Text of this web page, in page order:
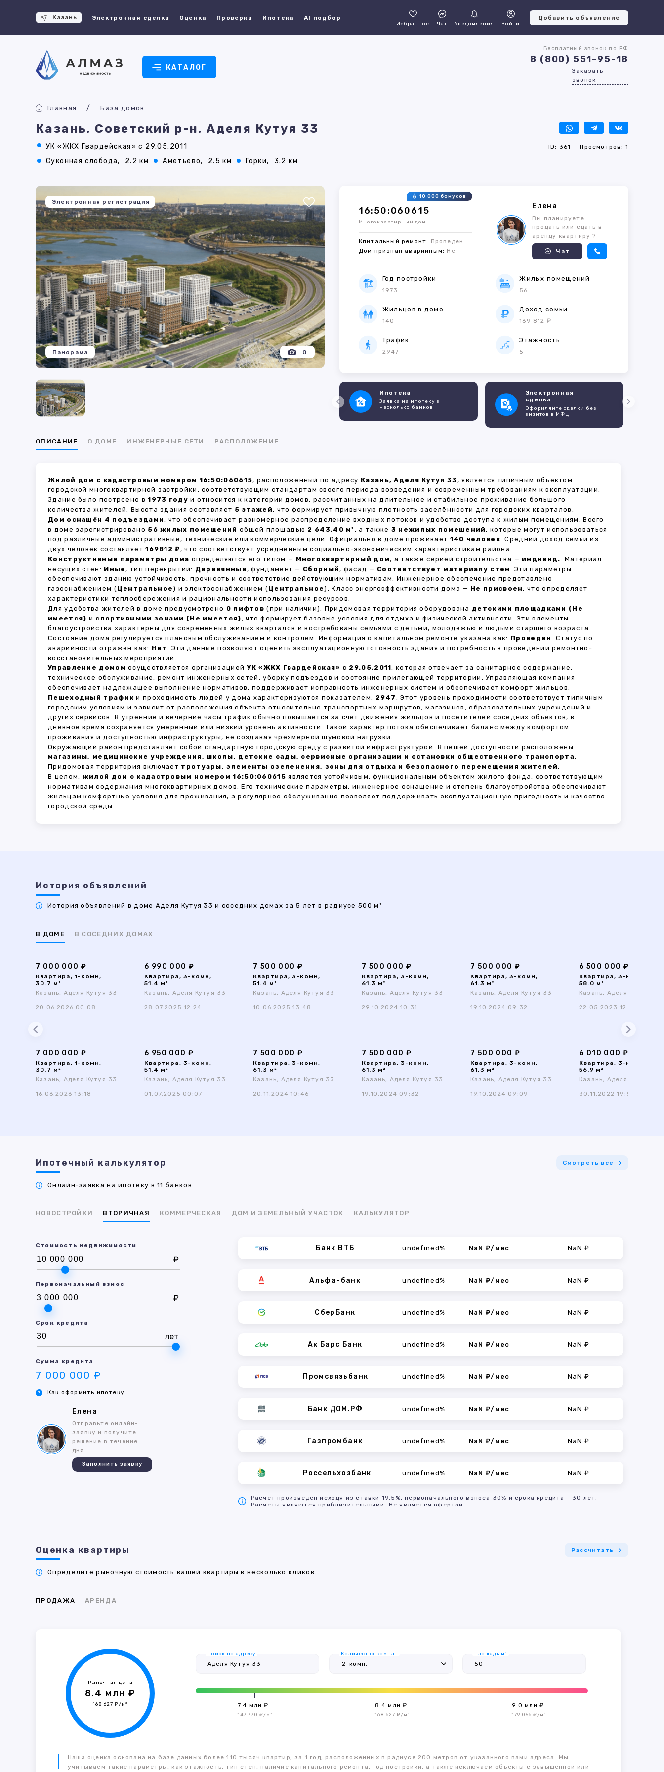
Казань Электронная сделка Оценка Проверка Ипотека AI подбор
Избранное Чат Уведомления Войти
Добавить объявление
КАТАЛОГ
Бесплатный звонок по РФ
8 (800) 551-95-18
Заказать
звонок
Главная База домов
Казань, Советский р-н, Аделя Кутуя 33
УК «ЖКХ Гвардейская» с 29.05.2011 ID: 361 Просмотров: 1
Суконная слобода, 2.2 км Аметьево, 2.5 км Горки, 3.2 км
Электронная регистрация
0
Панорама
16:50:060615
10 000 бонусов
Многоквартирный дом
Кпитальный ремонт: Проведен
Дом признан аварийным: Нет
Елена
Вы планируете
продать или сдать в
аренду квартиру ?
Чат
Год постройки
1973
Жилых помещений
56
Жильцов в доме
140
Доход семьи
169 812 ₽
Трафик
2947
Этажность
5
Ипотека
Заявка на ипотеку в
несколько банков
Электронная
сделка
Оформляйте сделки без
визитов в МФЦ
ОПИСАНИЕ О ДОМЕ ИНЖЕНЕРНЫЕ СЕТИ РАСПОЛОЖЕНИЕ
Жилой дом с кадастровым номером 16:50:060615, расположенный по адресу Казань, Аделя Кутуя 33 , является типичным объектом
городской многоквартирной застройки, соответствующим стандартам своего периода возведения и современным требованиям к эксплуатации.
Здание было построено в1973 году и относится к категории домов, рассчитанных на длительное и стабильное проживание большого
количества жителей. Высота здания составляет 5 этажей, что формирует привычную плотность заселённости для городских кварталов.
Дом оснащён 4 подъездами, что обеспечивает равномерное распределение входных потоков и удобство доступа к жилым помещениям. Всего
в доме зарегистрировано 56 жилых помещений общей площадью 2 643.40 м² , а также 3 нежилых помещений, которые могут использоваться
под различные административные, технические или коммерческие цели. Официально в доме проживает 140 человек. Средний доход семьи из
двух человек составляет169812 ₽, что соответствует усреднённым социально-экономическим характеристикам района.
Конструктивные параметры дома определяются его типом — Многоквартирный дом, а также серией строительства — индивид.. Материал
несущих стен: Иные, тип перекрытий: Деревянные, фундамент — Сборный, фасад — Соответствует материалу стен . Эти параметры
обеспечивают зданию устойчивость, прочность и соответствие действующим нормативам. Инженерное обеспечение представлено
газоснабжением (Центральное) и электроснабжением (Центральное). Класс энергоэффективности дома — Не присвоен, что определяет
характеристики теплосбережения и рациональности использования ресурсов.
Для удобства жителей в доме предусмотрено 0 лифтов (при наличии). Придомовая территория оборудована детскими площадками (Не
имеется) и спортивными зонами (Не имеется), что формирует базовые условия для отдыха и физической активности. Эти элементы
благоустройства характерны для современных жилых кварталов и востребованы семьями с детьми, молодёжью и людьми старшего возраста.
Состояние дома регулируется плановым обслуживанием и контролем. Информация о капитальном ремонте указана как: Проведен. Статус по
аварийности отражён как: Нет. Эти данные позволяют оценить эксплуатационную готовность здания и потребность в проведении ремонтно-
восстановительных мероприятий.
Управление домом осуществляется организациейУК «ЖКХ Гвардейская» с 29.05.2011, которая отвечает за санитарное содержание,
техническое обслуживание, ремонт инженерных сетей, уборку подъездов и состояние прилегающей территории. Управляющая компания
обеспечивает надлежащее выполнение нормативов, поддерживает исправность инженерных систем и обеспечивает комфорт жильцов.
Пешеходный трафик и проходимость людей у дома характеризуются показателем: 2947 . Этот уровень проходимости соответствует типичным
городским условиям и зависит от расположения объекта относительно транспортных маршрутов, магазинов, образовательных учреждений и
других сервисов. В утренние и вечерние часы трафик обычно повышается за счёт движения жильцов и посетителей соседних объектов, в
дневное время сохраняется умеренный или низкий уровень активности. Такой характер потока обеспечивает баланс между комфортом
проживания и доступностью инфраструктуры, не создавая чрезмерной шумовой нагрузки.
Окружающий район представляет собой стандартную городскую среду с развитой инфраструктурой. В пешей доступности расположены
магазины, медицинские учреждения, школы, детские сады, сервисные организации и остановки общественного транспорта.
Придомовая территория включает тротуары, элементы озеленения, зоны для отдыха и безопасного перемещения жителей.
В целом, жилой дом с кадастровым номером 16:50:060615 является устойчивым, функциональным объектом жилого фонда, соответствующим
нормативам содержания многоквартирных домов. Его технические параметры, инженерное оснащение и степень благоустройства обеспечивают
жильцам комфортные условия для проживания, а регулярное обслуживание позволяет поддерживать эксплуатационную пригодность и качество
городской среды.
История объявлений
История объявлений в доме Аделя Кутуя 33 и соседних домах за 5 лет в радиусе 500 м²
В ДОМЕ В СОСЕДНИХ ДОМАХ
7 000 000 ₽
Квартира, 1-комн,
30.7 м²
Казань, Аделя Кутуя 33
20.06.2026 00:08
6 990 000 ₽
Квартира, 3-комн,
51.4 м²
Казань, Аделя Кутуя 33
28.07.2025 12:24
7 500 000 ₽
Квартира, 3-комн,
51.4 м²
Казань, Аделя Кутуя 33
10.06.2025 13:48
7 500 000 ₽
Квартира, 3-комн,
61.3 м²
Казань, Аделя Кутуя 33
29.10.2024 10:31
7 500 000 ₽
Квартира, 3-комн,
61.3 м²
Казань, Аделя Кутуя 33
19.10.2024 09:32
6 500 000 ₽
Квартира, 3-комн,
58.0 м²
Казань, Аделя Кутуя 33
22.05.2023 12:06
7 000 000 ₽
Квартира, 1-комн,
30.7 м²
Казань, Аделя Кутуя 33
16.06.2026 13:18
6 950 000 ₽
Квартира, 3-комн,
51.4 м²
Казань, Аделя Кутуя 33
01.07.2025 00:07
7 500 000 ₽
Квартира, 3-комн,
61.3 м²
Казань, Аделя Кутуя 33
20.11.2024 10:46
7 500 000 ₽
Квартира, 3-комн,
61.3 м²
Казань, Аделя Кутуя 33
19.10.2024 09:32
7 500 000 ₽
Квартира, 3-комн,
61.3 м²
Казань, Аделя Кутуя 33
19.10.2024 09:09
6 010 000 ₽
Квартира, 3-комн,
56.9 м²
Казань, Аделя Кутуя 33
30.11.2022 19:56
Ипотечный калькулятор Смотреть все
Онлайн-заявка на ипотеку в 11 банков
НОВОСТРОЙКИ ВТОРИЧНАЯ КОММЕРЧЕСКАЯ ДОМ И ЗЕМЕЛЬНЫЙ УЧАСТОК КАЛЬКУЛЯТОР
Стоимость недвижимости
₽
Первоначальный взнос
₽
Срок кредита
лет
Сумма кредита
7 000 000 ₽
Как оформить ипотеку
Елена
Отправьте онлайн-
заявку и получите
решение в течение
дня
Заполнить заявку
Банк ВТБ undefined% NaN ₽/мес NaN ₽
Альфа-банк undefined% NaN ₽/мес NaN ₽
СберБанк undefined% NaN ₽/мес NaN ₽
Ак Барс Банк undefined% NaN ₽/мес NaN ₽
Промсвязьбанк undefined% NaN ₽/мес NaN ₽
Банк ДОМ.РФ undefined% NaN ₽/мес NaN ₽
Газпромбанк undefined% NaN ₽/мес NaN ₽
Россельхозбанк undefined% NaN ₽/мес NaN ₽
Расчет произведен исходя из ставки 19.5%, первоначального взноса 30% и срока кредита - 30 лет.
Расчеты являются приблизительными. Не является офертой.
Оценка квартиры Рассчитать
Определите рыночную стоимость вашей квартиры в несколько кликов.
ПРОДАЖА АРЕНДА
Рыночная цена
8.4 млн ₽
168 627 ₽/м²
Поиск по адресу Количество комнат Площадь м²
7.4 млн ₽
147 770 ₽/м²
8.4 млн ₽
168 627 ₽/м²
9.0 млн ₽
179 056 ₽/м²
Наша оценка основана на базе данных более 110 тысяч квартир, за 1 год, расположенных в радиусе 200 метров от указанного вами адреса. Мы
учитываем такие параметры, как этажность, тип стен, наличие капитального ремонта, год постройки, а также исключаем объекты с завышенной или